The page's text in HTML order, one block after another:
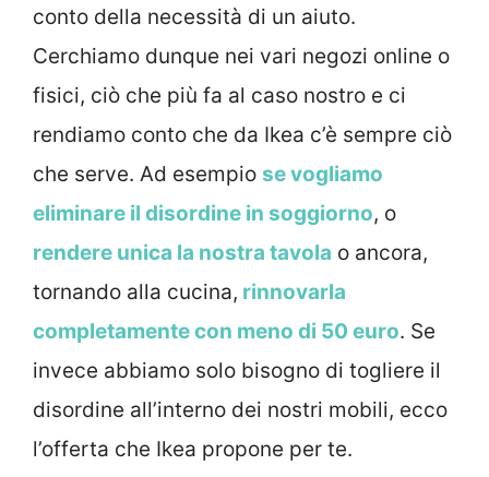
conto della necessità di un aiuto.
Cerchiamo dunque nei vari negozi online o
fisici, ciò che più fa al caso nostro e ci
rendiamo conto che da Ikea c’è sempre ciò
che serve. Ad esempio se vogliamo
eliminare il disordine in soggiorno, o
rendere unica la nostra tavola o ancora,
tornando alla cucina, rinnovarla
completamente con meno di 50 euro. Se
invece abbiamo solo bisogno di togliere il
disordine all’interno dei nostri mobili, ecco
l’offerta che Ikea propone per te.